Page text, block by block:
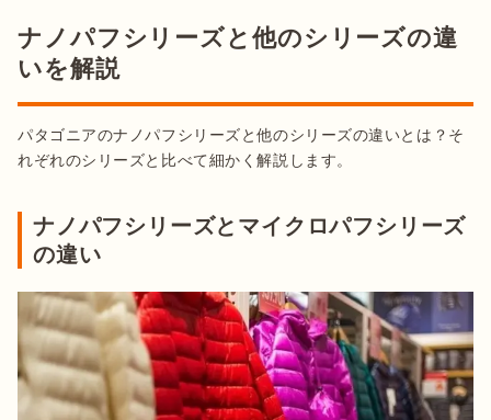
ナノパフシリーズと他のシリーズの違
いを解説
パタゴニアのナノパフシリーズと他のシリーズの違いとは？そ
れぞれのシリーズと比べて細かく解説します。
ナノパフシリーズとマイクロパフシリーズ
の違い